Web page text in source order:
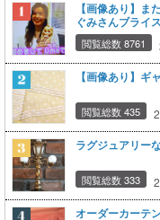
【画像あり】
ぐみさんブライ
閲覧総数 8761
【画像あり】
閲覧総数 435
ラグジュアリー
閲覧総数 333
オーダーカーテ